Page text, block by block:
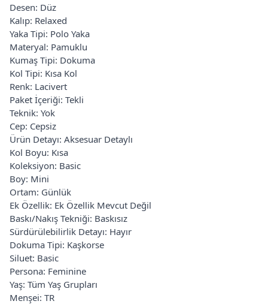
Desen: Düz
Kalıp: Relaxed
Yaka Tipi: Polo Yaka
Materyal: Pamuklu
Kumaş Tipi: Dokuma
Kol Tipi: Kısa Kol
Renk: Lacivert
Paket İçeriği: Tekli
Teknik: Yok
Cep: Cepsiz
Ürün Detayı: Aksesuar Detaylı
Kol Boyu: Kısa
Koleksiyon: Basic
Boy: Mini
Ortam: Günlük
Ek Özellik: Ek Özellik Mevcut Değil
Baskı/Nakış Tekniği: Baskısız
Sürdürülebilirlik Detayı: Hayır
Dokuma Tipi: Kaşkorse
Siluet: Basic
Persona: Feminine
Yaş: Tüm Yaş Grupları
Menşei: TR